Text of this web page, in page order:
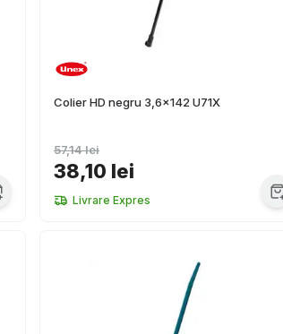
Colier HD negru 3,6x142 U71X
38,10 lei
57,14 lei
Livrare Expres